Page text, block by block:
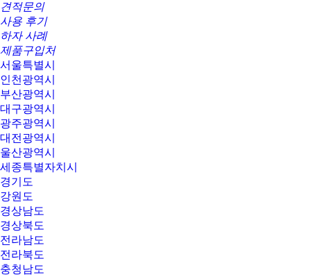
견적문의
사용 후기
하자 사례
제품구입처
서울특별시
인천광역시
부산광역시
대구광역시
광주광역시
대전광역시
울산광역시
세종특별자치시
경기도
강원도
경상남도
경상북도
전라남도
전라북도
충청남도